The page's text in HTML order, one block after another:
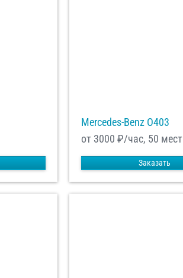
Mercedes-Benz О403
от 3000 ₽/час, 50 мест
Заказать